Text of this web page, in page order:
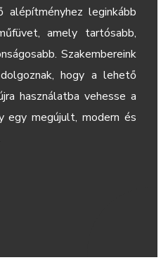
alépítményhez leginkább
amely tartósabb,
Szakembereink
hogy a lehető
használatba vehesse a
egy megújult, modern és